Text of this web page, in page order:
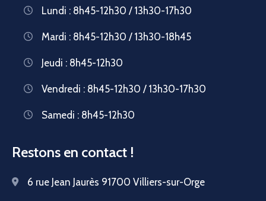
Lundi : 8h45-12h30 / 13h30-17h30
Mardi : 8h45-12h30 / 13h30-18h45
Jeudi : 8h45-12h30
Vendredi : 8h45-12h30 / 13h30-17h30
Samedi : 8h45-12h30
Restons en contact !
6 rue Jean Jaurès 91700 Villiers-sur-Orge